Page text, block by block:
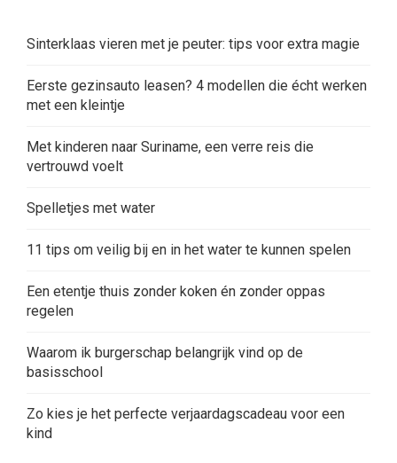
Sinterklaas vieren met je peuter: tips voor extra magie
Eerste gezinsauto leasen? 4 modellen die écht werken
met een kleintje
Met kinderen naar Suriname, een verre reis die
vertrouwd voelt
Spelletjes met water
11 tips om veilig bij en in het water te kunnen spelen
Een etentje thuis zonder koken én zonder oppas
regelen
Waarom ik burgerschap belangrijk vind op de
basisschool
Zo kies je het perfecte verjaardagscadeau voor een
kind